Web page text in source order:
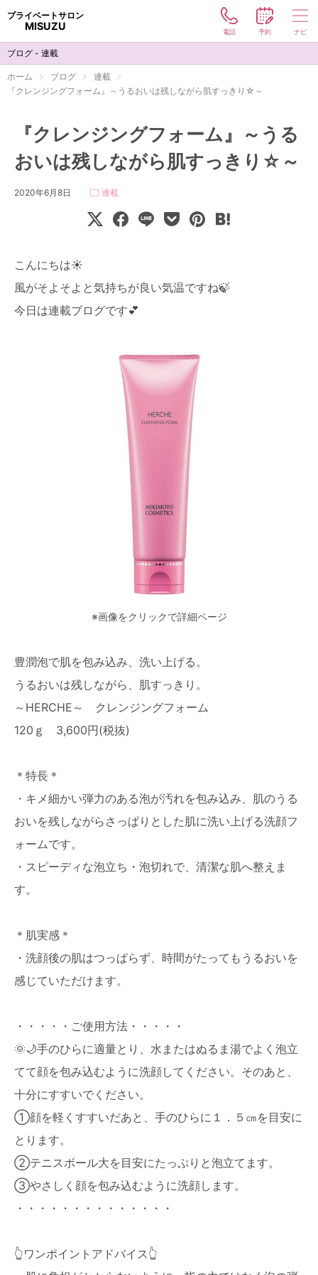
プライベートサロン
MISUZU
メニュー
コスメ
サロン
お客様の声
お電話でのご予約
090-5808-9993
オンライン予約
毛穴・たるみ・エイジングケア専門店の
インスタでチェック
salon.misuzu
眉の生え癖改善～左右差・形を変えたい・
毛流れ・産毛の写真や動画などを
reina.brow
ナビ
電話 予約
ブログ - 連載
ホーム ブログ
連載
『クレンジングフォーム』～うるおいは残しながら肌すっきり☆～
『クレンジングフォーム』～うる
おいは残しながら肌すっきり☆～
2020年6月8日 連載
こんにちは☀
風がそよそよと気持ちが良い気温ですね🍃
今日は連載ブログです💕
※画像をクリックで詳細ページ
豊潤泡で肌を包み込み、洗い上げる。
うるおいは残しながら、肌すっきり。
～HERCHE～ クレンジングフォーム
120ｇ 3,600円(税抜)
＊特長＊
・キメ細かい弾力のある泡が汚れを包み込み、肌のうる
おいを残しながらさっぱりとした肌に洗い上げる洗顔フ
ォームです。
・スピーディな泡立ち・泡切れで、清潔な肌へ整えま
す。
＊肌実感＊
・洗顔後の肌はつっぱらず、時間がたってもうるおいを
感じていただけます。
・・・・・ご使用方法・・・・・
🌞🌙手のひらに適量とり、水またはぬるま湯でよく泡立
てて顔を包み込むように洗顔してください。そのあと、
十分にすすいでください。
①顔を軽くすすいだあと、手のひらに１．５㎝を目安に
とります。
②テニスボール大を目安にたっぷりと泡立てます。
③やさしく顔を包み込むように洗顔します。
・・・・・・・・・・・・・・
👆ワンポイントアドバイス👆